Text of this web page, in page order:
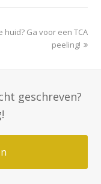
huid? Ga voor een TCA
peeling!
geschreven?